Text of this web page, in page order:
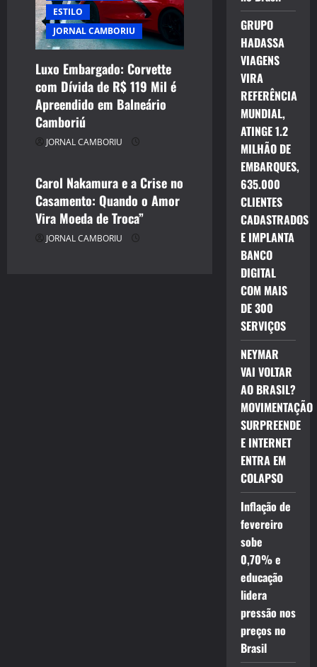
ESTILO
JORNAL CAMBORIU
Luxo Embargado: Corvette
com Dívida de R$ 119 Mil é
Apreendido em Balneário
Camboriú
JORNAL CAMBORIU
CELEBRIDADES
CINEMA TEATRO TV INTERNET
ENTRETENIMENTO
JORNAL CAMBORIU
Carol Nakamura e a Crise no
Casamento: Quando o Amor
Vira Moeda de Troca”
JORNAL CAMBORIU
GRUPO
HADASSA
VIAGENS
VIRA
REFERÊNCIA
MUNDIAL,
ATINGE 1.2
MILHÃO DE
EMBARQUES,
635.000
CLIENTES
CADASTRADOS
E IMPLANTA
BANCO
DIGITAL
COM MAIS
DE 300
SERVIÇOS
NEYMAR
VAI VOLTAR
AO BRASIL?
MOVIMENTAÇÃO
SURPREENDE
E INTERNET
ENTRA EM
COLAPSO
Inflação de
fevereiro
sobe
0,70% e
educação
lidera
pressão nos
preços no
Brasil